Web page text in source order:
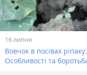
16 липня
Вовчок в посівах
Особливості та